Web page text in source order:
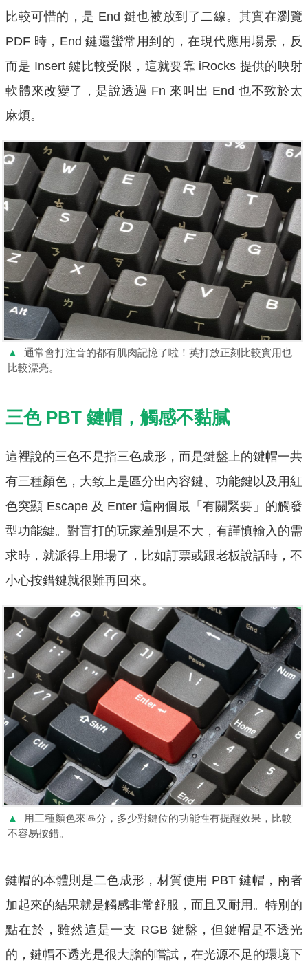
比較可惜的，是 End 鍵也被放到了二線。其實在瀏覽
PDF 時，End 鍵還蠻常用到的，在現代應用場景，反
而是 Insert 鍵比較受限，這就要靠 iRocks 提供的映射
軟體來改變了，是說透過 Fn 來叫出 End 也不致於太
麻煩。
▲
通常會打注音的都有肌肉記憶了啦！英打放正刻比較實用也
比較漂亮。
三色 PBT 鍵帽，觸感不黏膩
這裡說的三色不是指三色成形，而是鍵盤上的鍵帽一共
有三種顏色，大致上是區分出內容鍵、功能鍵以及用紅
色突顯 Escape 及 Enter 這兩個最「有關緊要」的觸發
型功能鍵。對盲打的玩家差別是不大，有謹慎輸入的需
求時，就派得上用場了，比如訂票或跟老板說話時，不
小心按錯鍵就很難再回來。
▲
用三種顏色來區分，多少對鍵位的功能性有提醒效果，比較
不容易按錯。
鍵帽的本體則是二色成形，材質使用 PBT 鍵帽，兩者
加起來的結果就是觸感非常舒服，而且又耐用。特別的
點在於，雖然這是一支 RGB 鍵盤，但鍵帽是不透光
的，鍵帽不透光是很大膽的嚐試，在光源不足的環境下